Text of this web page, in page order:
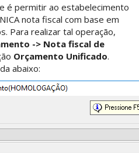
é permitir ao estabelecimento
nota fiscal com base em
Para realizar tal operação,
-> Nota fiscal de
Orçamento Unificado.
abaixo: